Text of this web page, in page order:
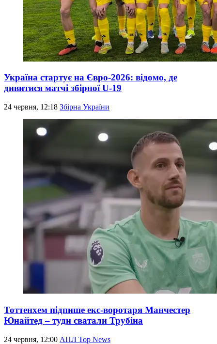
Україна стартує на Євро-2026: відомо, де
дивитися матчі збірної U-19
24 червня, 12:18 Збірна України
Тоттенхем підпише екс-воротаря Манчестер
Юнайтед – туди сватали Трубіна
24 червня, 12:00 АПЛ Top News